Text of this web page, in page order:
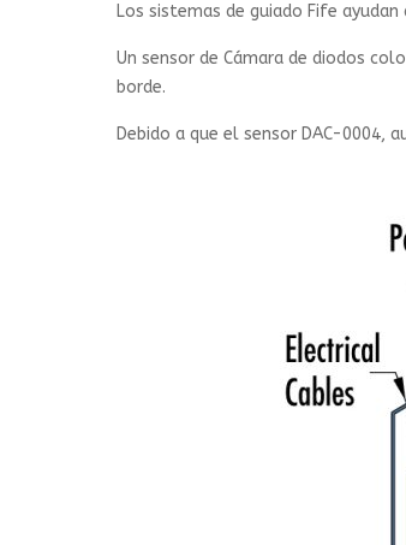
Los sistemas de guiado Fife
Un sensor de Cámara de diodos
borde.
Debido a que el sensor DAC-0004,